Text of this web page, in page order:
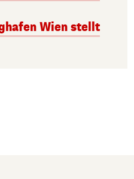
Wien stellt